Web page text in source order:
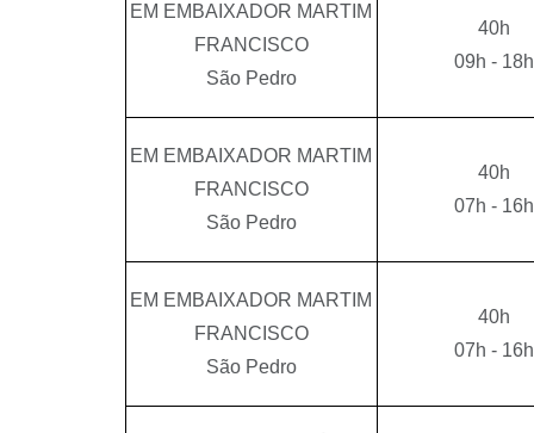
EM EMBAIXADOR MARTIM
FRANCISCO
São Pedro
40h
09h - 18h
EM EMBAIXADOR MARTIM
FRANCISCO
São Pedro
40h
07h - 16h
EM EMBAIXADOR MARTIM
FRANCISCO
São Pedro
40h
07h - 16h